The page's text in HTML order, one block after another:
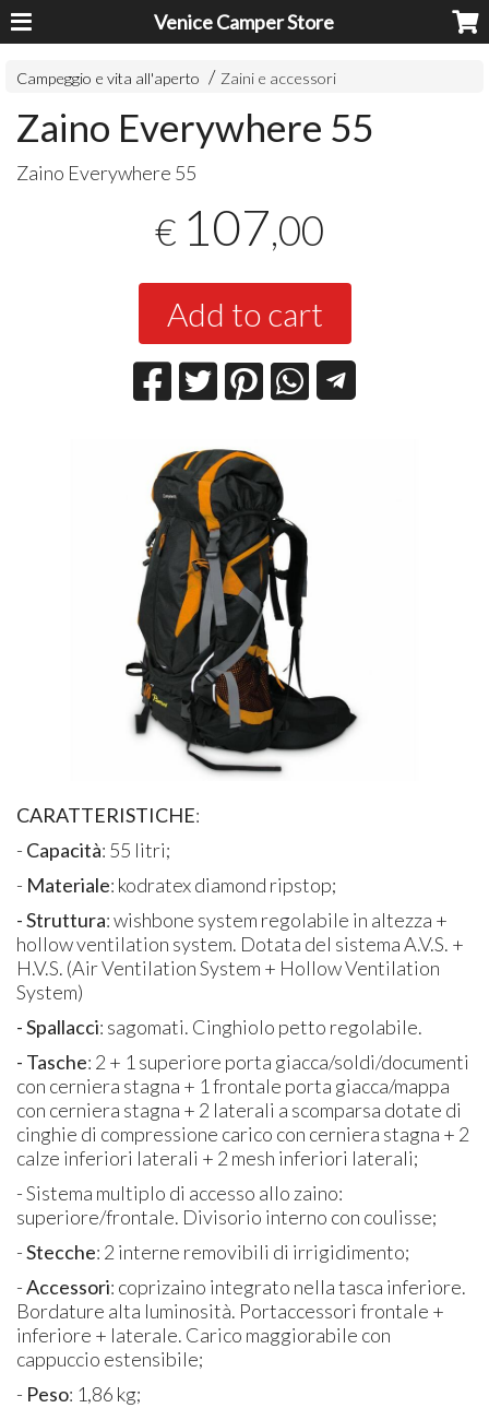
Venice Camper Store
Campeggio e vita all'aperto Zaini e accessori
Zaino Everywhere 55
Zaino Everywhere 55
€ 107,00
Add to cart
CARATTERISTICHE:
- Capacità: 55 litri;
- Materiale: kodratex diamond ripstop;
- Struttura: wishbone system regolabile in altezza +
hollow ventilation system. Dotata del sistema A.V.S. +
H.V.S. (Air Ventilation System + Hollow Ventilation
System)
- Spallacci: sagomati. Cinghiolo petto regolabile.
- Tasche: 2 + 1 superiore porta giacca/soldi/documenti
con cerniera stagna + 1 frontale porta giacca/mappa
con cerniera stagna + 2 laterali a scomparsa dotate di
cinghie di compressione carico con cerniera stagna + 2
calze inferiori laterali + 2 mesh inferiori laterali;
- Sistema multiplo di accesso allo zaino:
superiore/frontale. Divisorio interno con coulisse;
-Stecche: 2 interne removibili di irrigidimento;
-Accessori: coprizaino integrato nella tasca inferiore.
Bordature alta luminosità. Portaccessori frontale +
inferiore + laterale. Carico maggiorabile con
cappuccio estensibile;
- Peso: 1,86 kg;